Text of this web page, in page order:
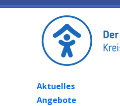
Aktuelles
Angebote